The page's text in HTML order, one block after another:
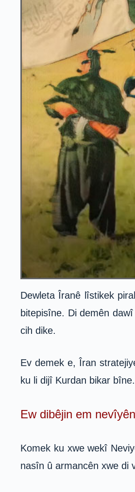
Dewleta Îranê lîstikek
bitepisîne. Di demên
cih dike.
Ev demek e, Îran
ku li dijî Kurdan bikar bîne.
Ew dibêjin em
Komek ku xwe wekî
nasîn û armancên xwe di